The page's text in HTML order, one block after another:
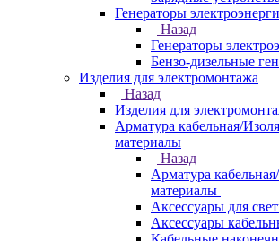
Генераторы
Назад
Генераторы
Бензо-дизельные
Изделия для электромонтажа
Назад
Изделия для
Арматура кабельная/
материалы
Назад
Арматура
материалы
Аксессуары для
Аксессуары